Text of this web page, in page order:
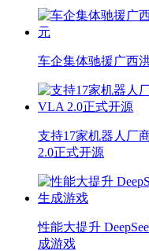
车企集体驰援广西
支持17家机器人厂
2.0正式开源
性能大提升
成游戏